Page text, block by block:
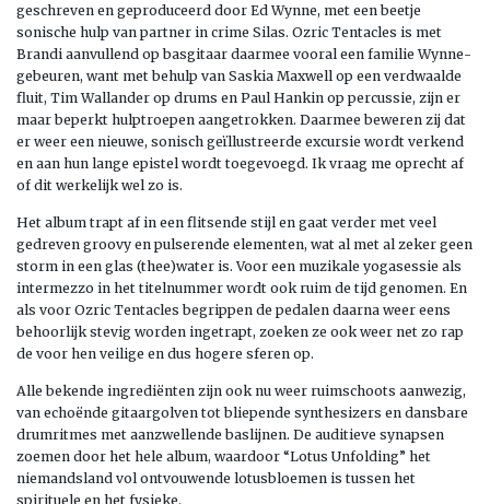
geschreven en geproduceerd door Ed Wynne, met een beetje
sonische hulp van partner in crime Silas. Ozric Tentacles is met
Brandi aanvullend op basgitaar daarmee vooral een familie Wynne-
gebeuren, want met behulp van Saskia Maxwell op een verdwaalde
fluit, Tim Wallander op drums en Paul Hankin op percussie, zijn er
maar beperkt hulptroepen aangetrokken. Daarmee beweren zij dat
er weer een nieuwe, sonisch geïllustreerde excursie wordt verkend
en aan hun lange epistel wordt toegevoegd. Ik vraag me oprecht af
of dit werkelijk wel zo is.
Het album trapt af in een flitsende stijl en gaat verder met veel
gedreven groovy en pulserende elementen, wat al met al zeker geen
storm in een glas (thee)water is. Voor een muzikale yogasessie als
intermezzo in het titelnummer wordt ook ruim de tijd genomen. En
als voor Ozric Tentacles begrippen de pedalen daarna weer eens
behoorlijk stevig worden ingetrapt, zoeken ze ook weer net zo rap
de voor hen veilige en dus hogere sferen op.
Alle bekende ingrediënten zijn ook nu weer ruimschoots aanwezig,
van echoënde gitaargolven tot bliepende synthesizers en dansbare
drumritmes met aanzwellende baslijnen. De auditieve synapsen
zoemen door het hele album, waardoor “Lotus Unfolding” het
niemandsland vol ontvouwende lotusbloemen is tussen het
spirituele en het fysieke.